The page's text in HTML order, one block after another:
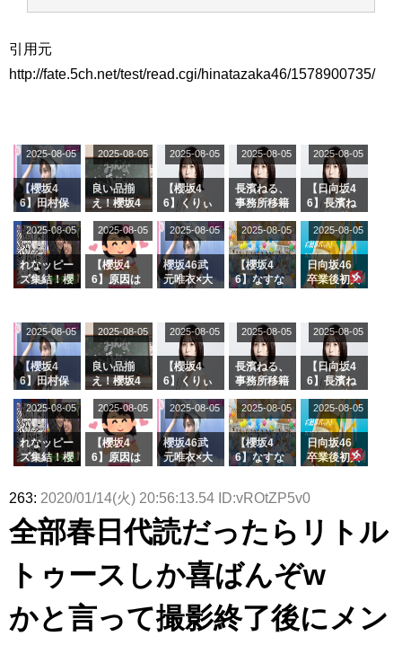
引用元
http://fate.5ch.net/test/read.cgi/hinatazaka46/1578900735/
【櫻坂4
6】田村保
ージを脱い
でいた理由
2025-08-05
良い品揃
え！櫻坂4
グル『Mak
e or Brea
k』オフィ
シャルグッ
ズ絶賛販売
2025-08-05
【櫻坂4
6】くりぃ
の2人を手
玉に取る大
沼晶保【く
りぃむナン
タラ】
2025-08-05
長濱ねる、
事務所移籍
属を発表
2025-08-05
【日向坂4
6】長濱ね
ら移籍しフ
ラーム所属
に。これで
事務所に所
属している
がこちら
2025-08-05
れなッピー
ズ集結！櫻
理子、8/6
「ラヴィッ
ト！」水曜
スタジオ出
演決定
2025-08-05
【櫻坂4
6】原因は
uddiesを
ざわつかせ
る...
2025-08-05
櫻坂46武
元唯衣×大
カップお姉
さんに恐怖
【くりぃむ
ナンタラ】
2025-08-05
【櫻坂4
6】なすな
2曲目っ
て...【ラヴ
ィット 東
京ドーム公
演】
2025-08-05
日向坂46
卒業後初共
師匠オード
リー若林さ
んと再会し
た結果･･･
【激レアさ
きた。】
2025-08-05
【櫻坂4
6】田村保
ージを脱い
でいた理由
2025-08-05
良い品揃
え！櫻坂4
グル『Mak
e or Brea
k』オフィ
シャルグッ
ズ絶賛販売
2025-08-05
【櫻坂4
6】くりぃ
の2人を手
玉に取る大
沼晶保【く
りぃむナン
タラ】
2025-08-05
長濱ねる、
事務所移籍
属を発表
2025-08-05
【日向坂4
6】長濱ね
ら移籍しフ
ラーム所属
に。これで
事務所に所
属している
さまの反応
2025-08-05
れなッピー
ズ集結！櫻
理子、8/6
「ラヴィッ
ト！」水曜
スタジオ出
2025-08-05
【櫻坂4
6】原因は
uddiesを
る...
2025-08-05
櫻坂46武
元唯衣×大
カップお姉
さんに恐怖
【くりぃむ
ナンタラ】
2025-08-05
【櫻坂4
6】なすな
2曲目っ
ィット 東
京ドーム公
2025-08-05
日向坂46
卒業後初共
師匠オード
んと再会し
た結果･･･
んを連れて
きた。】
2025-08-05
263: 2020/01/14(火) 20:56:13.54 ID:vROtZP5v0
全部春日代読だったらリトル
トゥースしか喜ばんぞw
かと言って撮影終了後にメン